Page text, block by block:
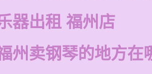
器出租 福州店
州卖钢琴的地方在